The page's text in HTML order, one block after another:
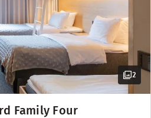
2
Family Four